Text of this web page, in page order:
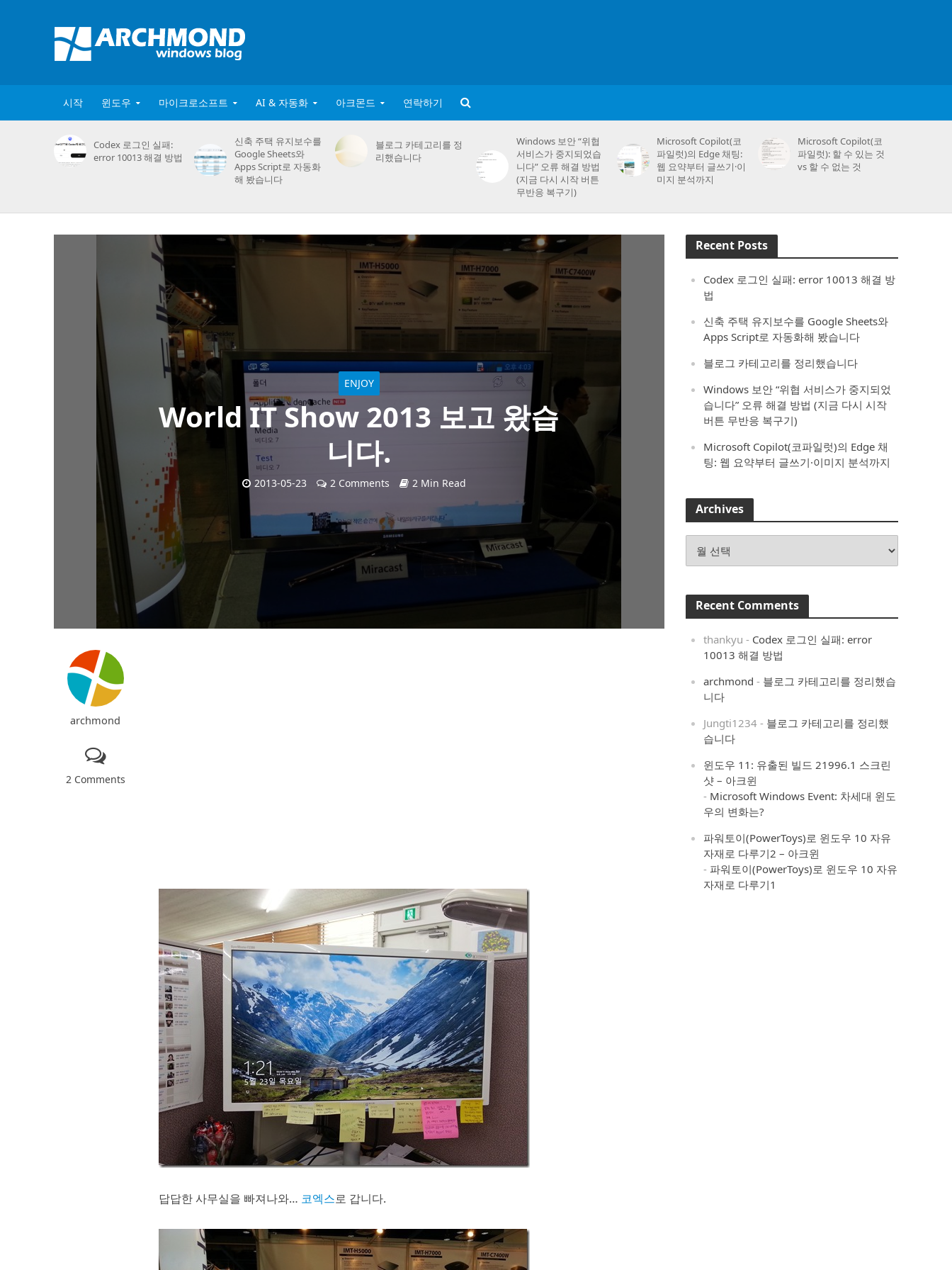
시작 윈도우 마이크로소프트 AI & 자동화 아크몬드 연락하기
Codex 로그인 실패:
error 10013 해결 방법
신축 주택 유지보수를
Google Sheets와
Apps Script로 자동화
해 봤습니다
블로그 카테고리를 정
리했습니다
Windows 보안 “위협
서비스가 중지되었습
니다” 오류 해결 방법
(지금 다시 시작 버튼
무반응 복구기)
Microsoft Copilot(코
파일럿)의 Edge 채팅:
웹 요약부터 글쓰기·이
미지 분석까지
Microsoft Copilot(코
파일럿): 할 수 있는 것
vs 할 수 없는 것
ENJOY
World IT Show 2013 보고 왔습
니다.
2013-05-23 2 Comments 2 Min Read
archmond
2 Comments
답답한 사무실을 빠져나와… 코엑스로 갑니다.
Recent Posts
Codex 로그인 실패: error 10013 해결 방
법
신축 주택 유지보수를 Google Sheets와
Apps Script로 자동화해 봤습니다
블로그 카테고리를 정리했습니다
Windows 보안 “위협 서비스가 중지되었
습니다” 오류 해결 방법 (지금 다시 시작
버튼 무반응 복구기)
Microsoft Copilot(코파일럿)의 Edge 채
팅: 웹 요약부터 글쓰기·이미지 분석까지
Archives
Recent Comments
thankyu - Codex 로그인 실패: error
10013 해결 방법
archmond - 블로그 카테고리를 정리했습
니다
Jungti1234 - 블로그 카테고리를 정리했
습니다
윈도우 11: 유출된 빌드 21996.1 스크린
샷 – 아크윈
- Microsoft Windows Event: 차세대 윈도
우의 변화는?
파워토이(PowerToys)로 윈도우 10 자유
자재로 다루기2 – 아크윈
- 파워토이(PowerToys)로 윈도우 10 자유
자재로 다루기1